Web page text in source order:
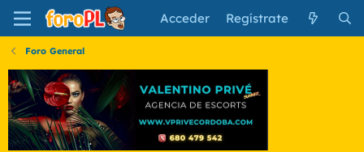
Acceder Regístrate
Foro General